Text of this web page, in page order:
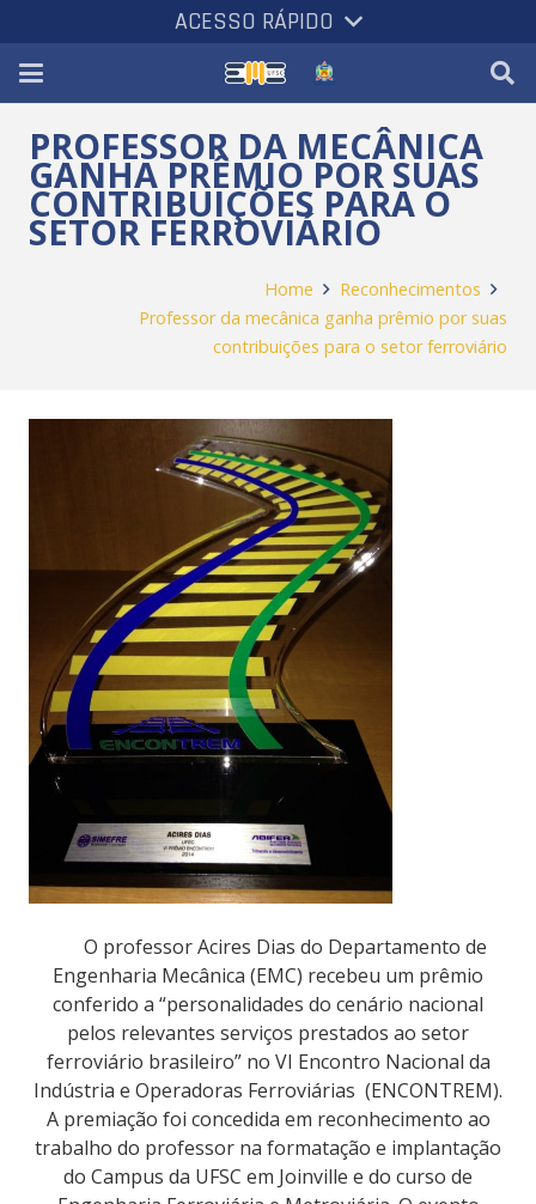
ACESSO RÁPIDO
PROFESSOR DA MECÂNICA
GANHA PRÊMIO POR SUAS
CONTRIBUIÇÕES PARA O
SETOR FERROVIÁRIO
Home
Reconhecimentos
Professor da mecânica ganha prêmio por suas
contribuições para o setor ferroviário
O professor Acires Dias do Departamento de
Engenharia Mecânica (EMC) recebeu um prêmio
conferido a “personalidades do cenário nacional
pelos relevantes serviços prestados ao setor
ferroviário brasileiro” no VI Encontro Nacional da
Indústria e Operadoras Ferroviárias (ENCONTREM).
A premiação foi concedida em reconhecimento ao
trabalho do professor na formatação e implantação
do Campus da UFSC em Joinville e do curso de